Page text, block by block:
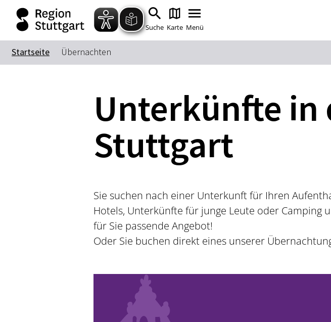
Suche Karte Menü
Startseite Übernachten
Unterkünfte in
Stuttgart
Sie suchen nach einer Unterkunft für Ihren
Hotels, Unterkünfte für junge Leute oder Camping
für Sie passende Angebot!
Oder Sie buchen direkt eines unserer